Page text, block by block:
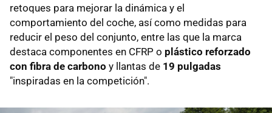
retoques para mejorar la dinámica y el
comportamiento del coche, así como medidas para
reducir el peso del conjunto, entre las que la marca
destaca componentes en CFRP o plástico reforzado
con fibra de carbono y llantas de 19 pulgadas
"inspiradas en la competición".